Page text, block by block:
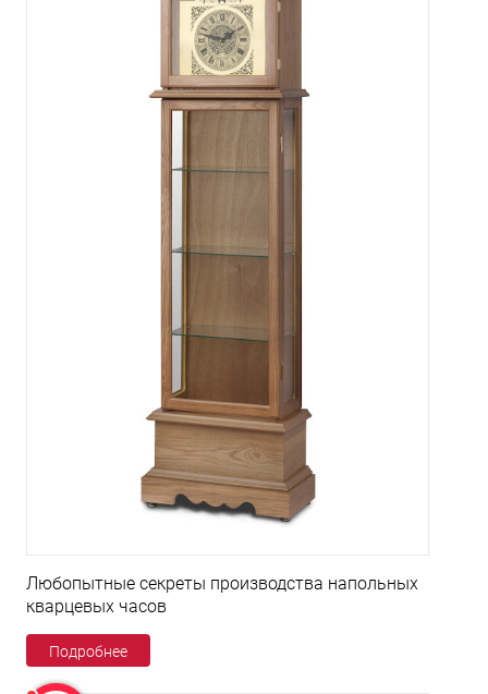
Любопытные секреты производства напольных
кварцевых часов
Подробнее